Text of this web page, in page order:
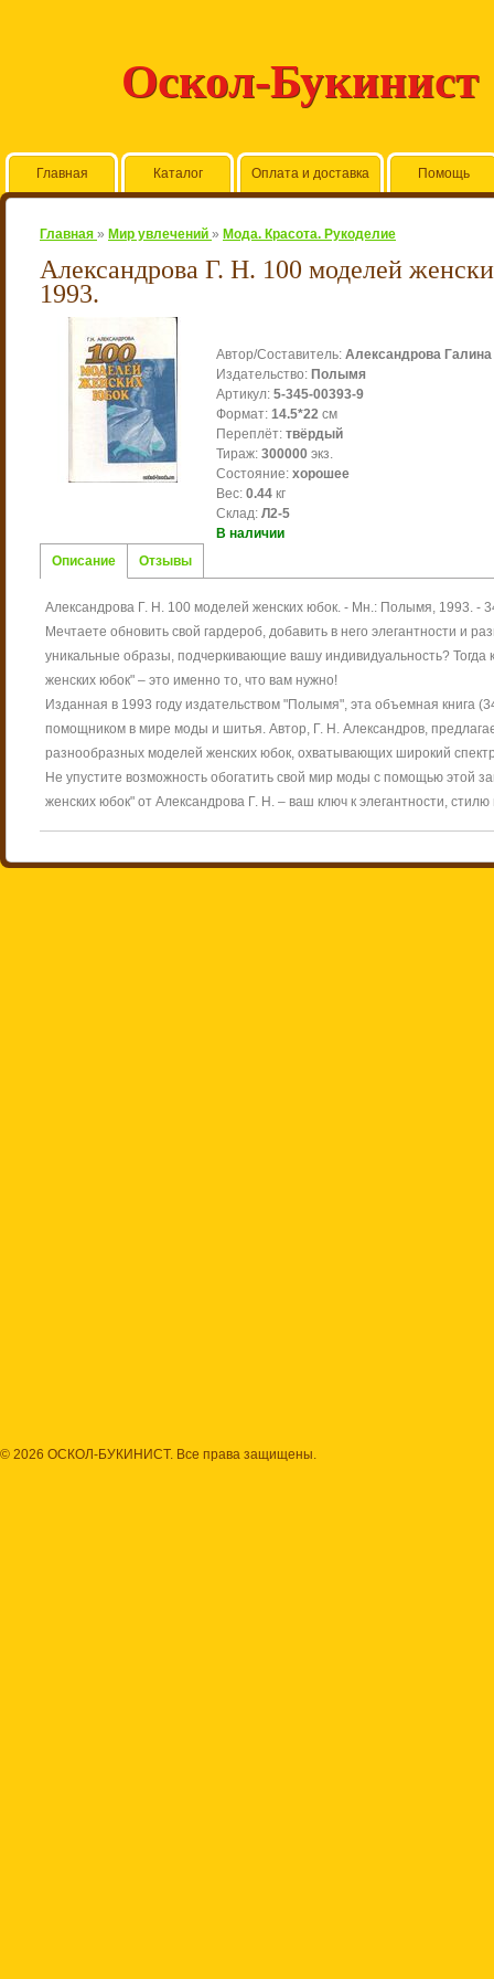
Оскол-Букинист
Главная Каталог Оплата и доставка Помощь
Главная » Мир увлечений » Мода. Красота. Рукоделие
Александрова Г. Н. 100 моделей
1993.
Автор/Составитель: Александрова
Издательство: Полымя
Артикул: 5-345-00393-9
Формат: 14.5*22 см
Переплёт: твёрдый
Тираж: 300000 экз.
Состояние: хорошее
Вес: 0.44 кг
Склад: Л2-5
В наличии
Описание
Отзывы
Александрова Г. Н. 100 моделей женских юбок. - Мн.: Полымя, 1993. -
Мечтаете обновить свой гардероб, добавить в него элегантности и
уникальные образы, подчеркивающие вашу индивидуальность? Тогда
женских юбок" – это именно то, что вам нужно!
Изданная в 1993 году издательством "Полымя", эта объемная книга
помощником в мире моды и шитья. Автор, Г. Н. Александров,
разнообразных моделей женских юбок, охватывающих широкий
Не упустите возможность обогатить свой мир моды с помощью этой
женских юбок" от Александрова Г. Н. – ваш ключ к элегантности,
© 2026 ОСКОЛ-БУКИНИСТ. Все права защищены.